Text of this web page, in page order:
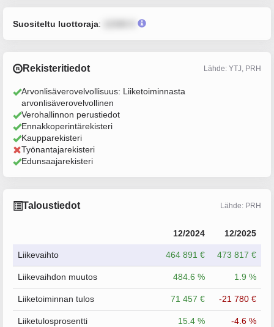
Suositeltu luottoraja:
Rekisteritiedot Lähde: YTJ, PRH
Arvonlisäverovelvollisuus: Liiketoiminnasta
arvonlisäverovelvollinen
Verohallinnon perustiedot
Ennakkoperintärekisteri
Kaupparekisteri
Työnantajarekisteri
Edunsaajarekisteri
Taloustiedot Lähde: PRH
12/2024 12/2025
Liikevaihto 464 891 € 473 817 €
Liikevaihdon muutos 484.6 % 1.9 %
Liiketoiminnan tulos 71 457 € -21 780 €
Liiketulosprosentti 15.4 % -4.6 %